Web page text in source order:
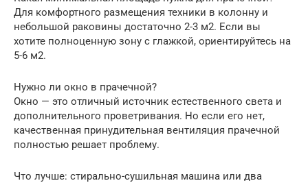
Для комфортного размещения техники в колонну и
небольшой раковины достаточно 2-3 м2. Если вы
хотите полноценную зону с глажкой, ориентируйтесь на
5-6 м2.
Нужно ли окно в прачечной?
Окно — это отличный источник естественного света и
дополнительного проветривания. Но если его нет,
качественная принудительная вентиляция прачечной
полностью решает проблему.
Что лучше: стирально-сушильная машина или два